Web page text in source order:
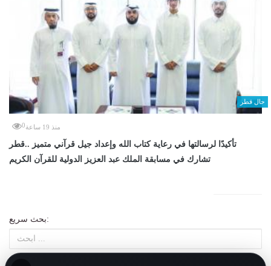
حال قطر
منذ 19 ساعة 0
تأكيدًا لرسالتها في رعاية كتاب الله وإعداد جيل قرآني متميز ..قطر
تشارك في مسابقة الملك عبد العزيز الدولية للقرآن الكريم
بحث سريع: